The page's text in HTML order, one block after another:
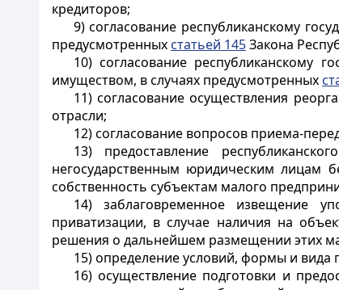
кредиторов;
9) согласование республиканскому
предусмотренных статьей 145Закона
10) согласование республиканскому
имуществом, в случаях предусмотренных
11) согласование осуществления
отрасли;
12) согласование вопросов приема-
13) предоставление
негосударственным юридическим лицам
собственность субъектам малого
14) заблаговременное извещение
приватизации, в случае наличия на
решения о дальнейшем размещении этих
15) определение условий, формы и вида
16) осуществление подготовки и